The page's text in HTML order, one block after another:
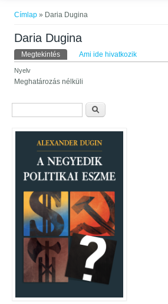
Címlap » Daria Dugina
Daria Dugina
Elsődleges fülek
Megtekintés (aktív fül)Ami ide hivatkozik
Nyelv
Meghatározás nélküli
Keresés űrlap